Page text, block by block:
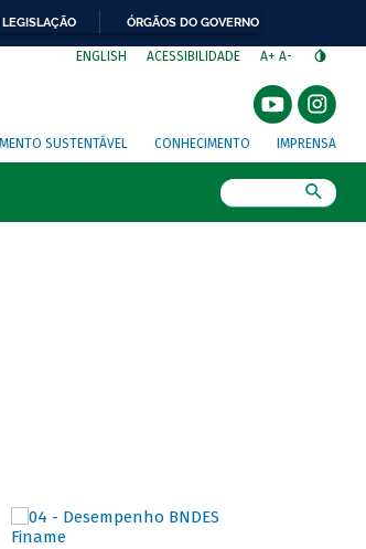
LEGISLAÇÃO ÓRGÃOS DO GOVERNO
ENGLISH ACESSIBILIDADE A+ A-
SUSTENTÁVEL CONHECIMENTO IMPRENSA